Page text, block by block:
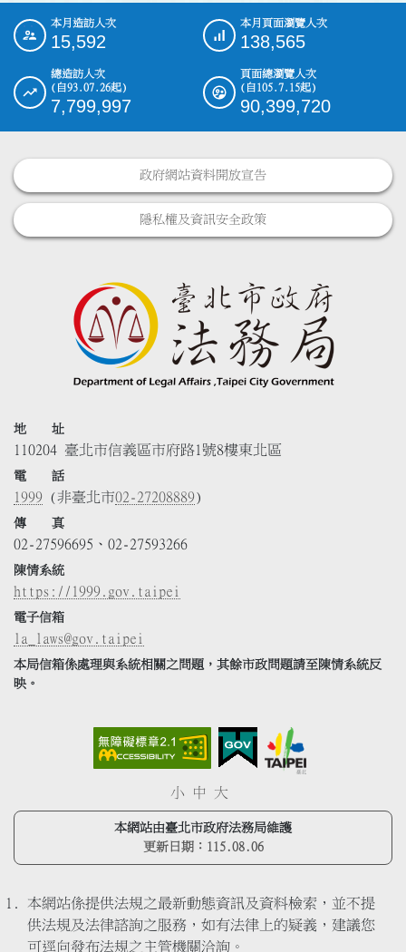
::: 本月造訪人次
15,592
本月頁面瀏覽人次
138,565
總造訪人次
(自93.07.26起)
7,799,997
頁面總瀏覽人次
(自105.7.15起)
90,399,720
政府網站資料開放宣告
隱私權及資訊安全政策
地 址
110204 臺北市信義區市府路1號8樓東北區
電 話
1999 (非臺北市02-27208889)
傳 真
02-27596695、02-27593266
陳情系統
https://1999.gov.taipei
電子信箱
la_laws@gov.taipei
本局信箱係處理與系統相關之問題，其餘市政問題請至陳情系統反
映。
小 中 大
本網站由臺北市政府法務局維護
更新日期： 115.08.06
本網站係提供法規之最新動態資訊及資料檢索，並不提
供法規及法律諮詢之服務，如有法律上的疑義，建議您
可逕向發布法規之主管機關洽詢。